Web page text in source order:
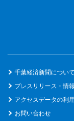
千葉経済新聞について
プレスリリース・情
アクセスデータの利
お問い合わせ